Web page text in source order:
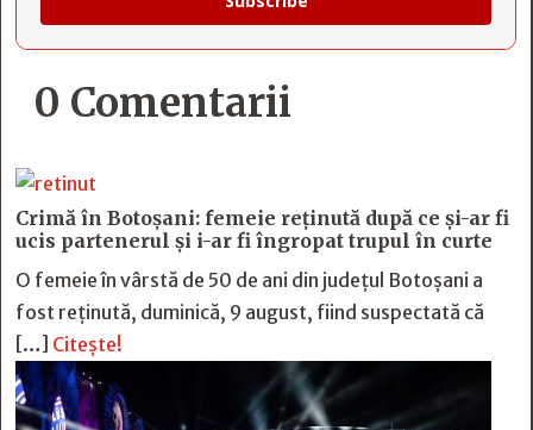
0 Comentarii
Crimă în Botoșani: femeie reținută după ce și-ar fi
ucis partenerul și i-ar fi îngropat trupul în curte
O femeie în vârstă de 50 de ani din județul Botoșani a
fost reținută, duminică, 9 august, fiind suspectată că
[…] Citește!